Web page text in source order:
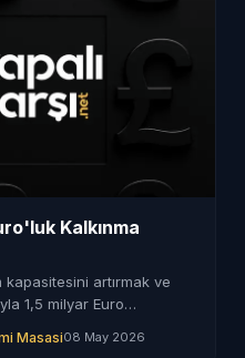
Kalkınma
artırmak ve
1,5 milyar Euro
destekleniyor.
Masasi08 May 2026